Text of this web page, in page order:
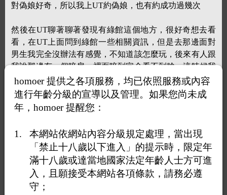
對偽娘好奇，所以我上UT約偽娘，也有約成功過幾次
然後在UT聊著聊著發現有綠館這個地方，很好奇想去看
看，在UT上面問到綠館一些相關資訊，但是去那邊面對
男生我完全沒辦法有感覺，不知道該怎麼玩，後來有人跟
我說那邊有一個暗房，裡面暗到完全看不到臉，這時候我
就好奇了，如果在那邊看不到臉然後站著讓男生含，不知
道跟女生的感覺會不會一樣，所以終於有天我鼓起勇氣，
跑到綠館體驗一下
進去之後在櫃檯付錢，看到大家都先去置物櫃那邊脫光，
我也跟著照做，後來看大家好像都先去浴室，所以我也進
去簡單洗一下，邊洗邊看看暗房在哪裡，後來看到浴室旁
邊有一間小房間整個暗到看不到路，想說這就是暗房吧
（後來才知道是蒸氣室），進去之後有個男生跟進來摸
我，我靜靜讓他摸，後來他開始舔我奶頭，奶頭是我重點
homoer 提供之各項服務，均已依照服務或內容
進行年齡分級的宣導以及管理。如果您尚未成
年，homoer 提醒您：
本網站依網站內容分級規定處理，當出現
「禁止十八歲以下進入」的提示時，限定年
滿十八歲或達當地國家法定年齡人士方可進
入，且願接受本網站各項條款，請務必遵
守；